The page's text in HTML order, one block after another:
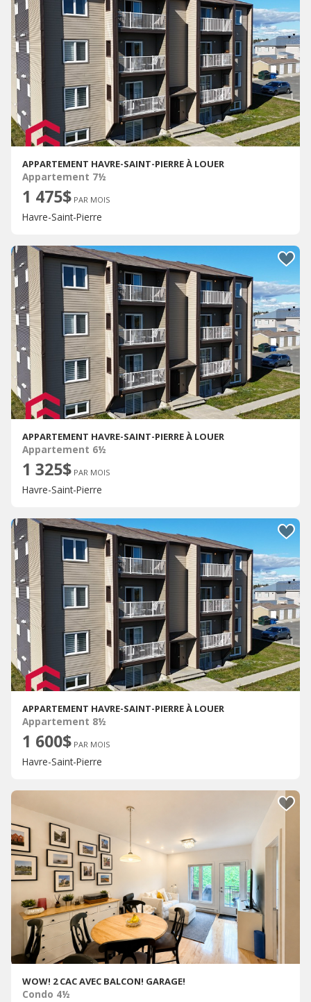
APPARTEMENT HAVRE-SAINT-PIERRE À LOUER
Appartement 7½
1 475$ PAR MOIS
Havre-Saint-Pierre
APPARTEMENT HAVRE-SAINT-PIERRE À LOUER
Appartement 6½
1 325$ PAR MOIS
Havre-Saint-Pierre
APPARTEMENT HAVRE-SAINT-PIERRE À LOUER
Appartement 8½
1 600$ PAR MOIS
Havre-Saint-Pierre
WOW! 2 CAC AVEC BALCON! GARAGE!
Condo 4½